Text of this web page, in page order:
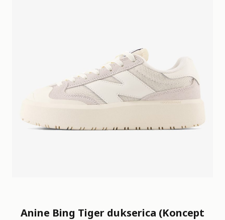
Anine Bing Tiger dukserica (Koncept